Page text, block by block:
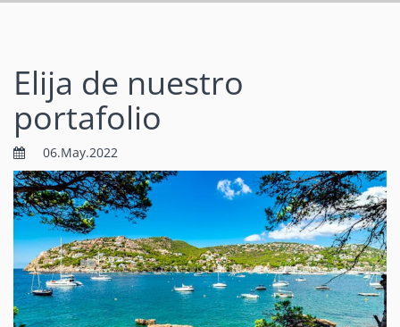
Elija de nuestro
portafolio
06.May.2022